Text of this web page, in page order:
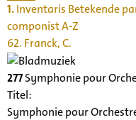
1.Inventaris Betekende
componist A-Z
62. Franck, C.
277Symphonie pour
Titel:
Symphonie pour